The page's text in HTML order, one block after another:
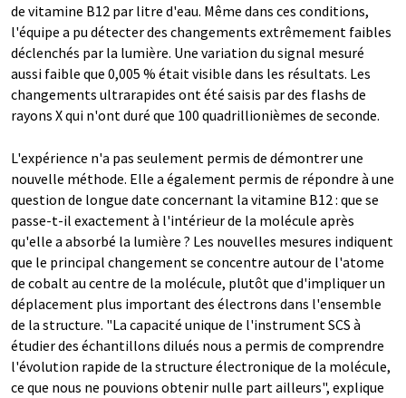
de vitamine B12 par litre d'eau. Même dans ces conditions,
l'équipe a pu détecter des changements extrêmement faibles
déclenchés par la lumière. Une variation du signal mesuré
aussi faible que 0,005 % était visible dans les résultats. Les
changements ultrarapides ont été saisis par des flashs de
rayons X qui n'ont duré que 100 quadrillionièmes de seconde.
L'expérience n'a pas seulement permis de démontrer une
nouvelle méthode. Elle a également permis de répondre à une
question de longue date concernant la vitamine B12 : que se
passe-t-il exactement à l'intérieur de la molécule après
qu'elle a absorbé la lumière ? Les nouvelles mesures indiquent
que le principal changement se concentre autour de l'atome
de cobalt au centre de la molécule, plutôt que d'impliquer un
déplacement plus important des électrons dans l'ensemble
de la structure. "La capacité unique de l'instrument SCS à
étudier des échantillons dilués nous a permis de comprendre
l'évolution rapide de la structure électronique de la molécule,
ce que nous ne pouvions obtenir nulle part ailleurs", explique